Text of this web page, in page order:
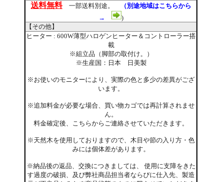
送料無料一部送料別途。
（別途地域はこちらから
→
)
【その他】
ヒーター : 600W薄型ハロゲンヒーター＆コントローラー搭
載
※組立品（脚部の取付け。）
※生産国：日本 日美製
※お使いのモニターにより、実際の色と多少の差異がござ
います。
※追加料金が必要な場合、買い物カゴでは再計算されませ
ん。
料金確定後、こちらからご連絡させていただきます。
※天然木を使用しておりますので、木目や節の入り方・色
みには個体差があります。
※納品後の返品、交換につきましては、 使用に支障をきた
す過度の破損、及び弊社商品担当者ならびに仕入先、製造